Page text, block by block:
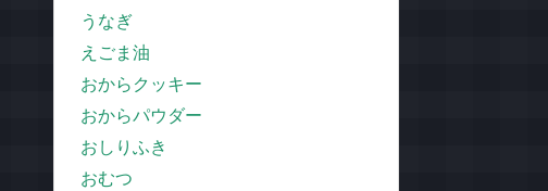
うなぎ
えごま油
おからクッキー
おからパウダー
おしりふき
おむつ